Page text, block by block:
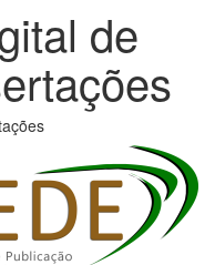
de